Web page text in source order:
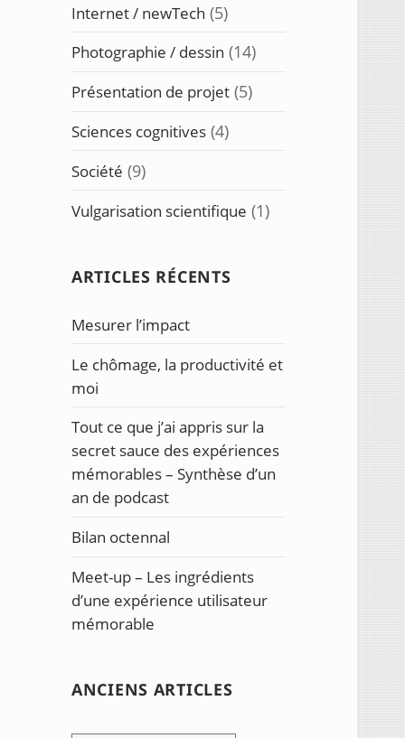
Internet / newTech (5)
Photographie / dessin (14)
Présentation de projet (5)
Sciences cognitives (4)
Société (9)
Vulgarisation scientifique (1)
ARTICLES RÉCENTS
Mesurer l’impact
Le chômage, la productivité et
moi
Tout ce que j’ai appris sur la
secret sauce des expériences
mémorables – Synthèse d’un
an de podcast
Bilan octennal
Meet-up – Les ingrédients
d’une expérience utilisateur
mémorable
ANCIENS ARTICLES